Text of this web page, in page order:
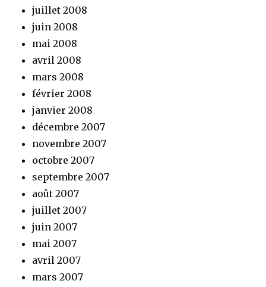
juillet 2008
juin 2008
mai 2008
avril 2008
mars 2008
février 2008
janvier 2008
décembre 2007
novembre 2007
octobre 2007
septembre 2007
août 2007
juillet 2007
juin 2007
mai 2007
avril 2007
mars 2007